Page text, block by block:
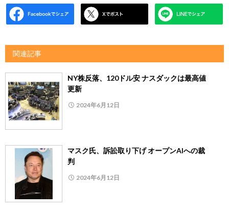
関連記事
NY株反落、120ドル安 ナスダックは最高値
更新
2024年6月12日
マスク氏、訴訟取り下げ オープンAIへの裁
判
2024年6月12日